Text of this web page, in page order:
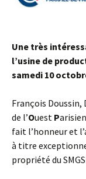
Une très
l’usine de
samedi 10
François Doussin,
de l’Ouest P
fait l’honneur et
à titre
propriété du